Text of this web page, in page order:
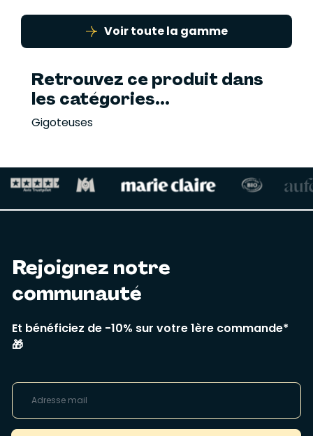
Voir toute la gamme
Retrouvez ce produit dans
les catégories...
Gigoteuses
Rejoignez notre
communauté
Et bénéficiez de -10% sur votre 1ère commande*
🎁